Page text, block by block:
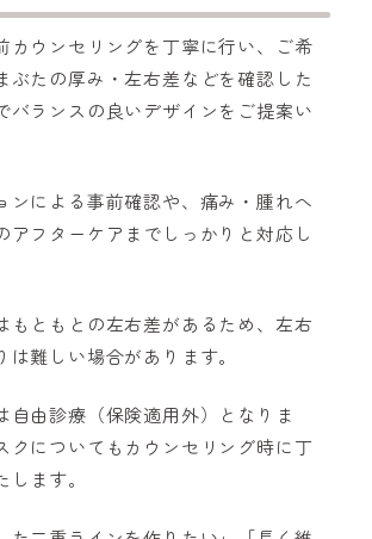
カウンセリングを丁寧に行い、ご希
ぶたの厚み・左右差などを確認した
バランスの良いデザインをご提案い
ンによる事前確認や、痛み・腫れへ
アフターケアまでしっかりと対応し
もともとの左右差があるため、左右
難しい場合があります。
由診療（保険適用外）となりま
クについてもカウンセリング時に丁
ます。